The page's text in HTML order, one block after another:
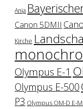
Anja
Canon 5DMII
Kirche
Olympus E-1
Olympus E-500
P3 Olympus OM-D E-